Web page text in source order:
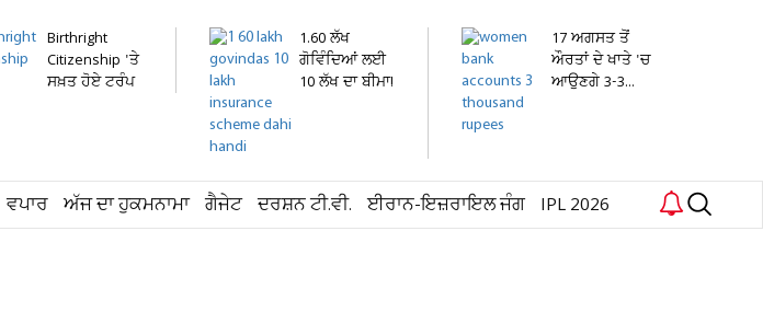
Birthright
Citizenship 'ਤੇ
ਸਖ਼ਤ ਹੋਏ ਟਰੰਪ
1.60 ਲੱਖ
ਗੋਵਿੰਦਿਆਂ ਲਈ
10 ਲੱਖ ਦਾ ਬੀਮਾ!
17 ਅਗਸਤ ਤੋਂ
ਔਰਤਾਂ ਦੇ ਖਾਤੇ 'ਚ
ਆਉਣਗੇ 3-3...
ਵਪਾਰ ਅੱਜ ਦਾ ਹੁਕਮਨਾਮਾ ਗੈਜੇਟ ਦਰਸ਼ਨ ਟੀ.ਵੀ. ਈਰਾਨ-ਇਜ਼ਰਾਇਲ ਜੰਗ IPL 2026